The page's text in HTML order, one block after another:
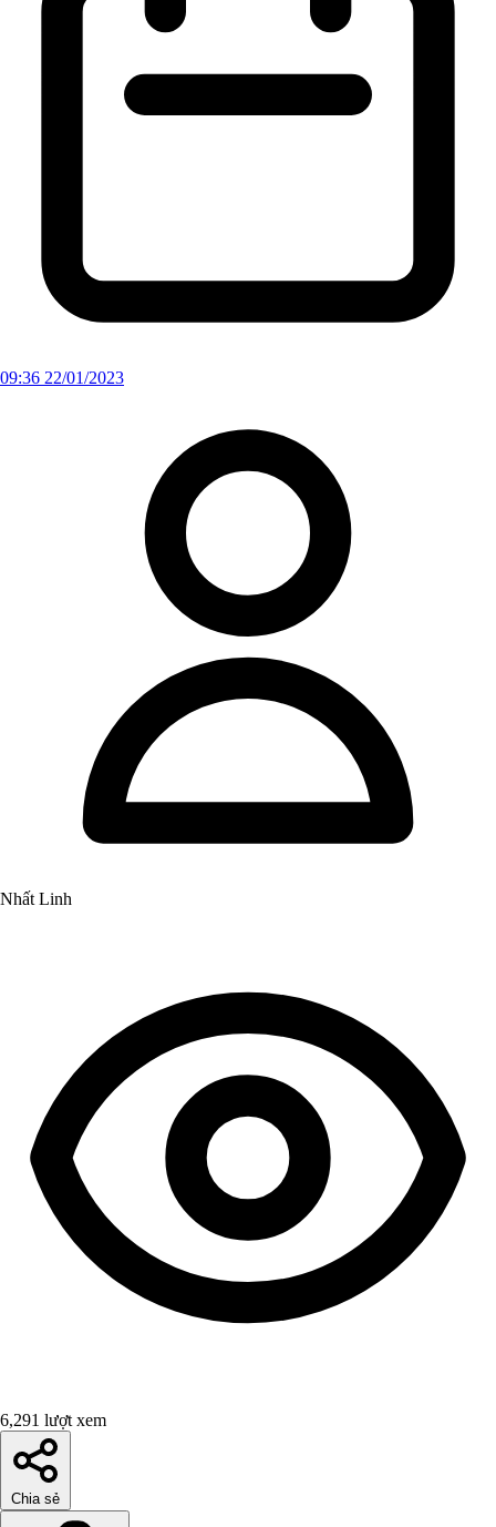
09:36 22/01/2023
Nhất Linh
6,291 lượt xem
Chia sẻ